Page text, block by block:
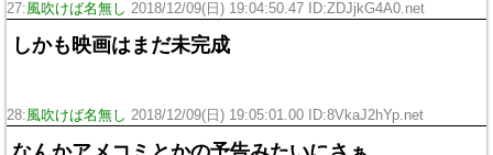
27:風吹けば名無し 2018/12/09(日) 19:04:50.47 ID:ZDJjkG4A0.net
しかも映画はまだ未完成
28:風吹けば名無し 2018/12/09(日) 19:05:01.00 ID:8VkaJ2hYp.net